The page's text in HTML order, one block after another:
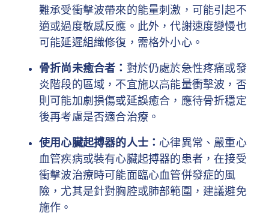
難承受衝擊波帶來的能量刺激，可能引起不
適或過度敏感反應。此外，代謝速度變慢也
可能延遲組織修復，需格外小心。
骨折尚未癒合者： 對於仍處於急性疼痛或發
炎階段的區域，不宜施以高能量衝擊波，否
則可能加劇損傷或延誤癒合，應待骨折穩定
後再考慮是否適合治療。
使用心臟起搏器的人士： 心律異常、嚴重心
血管疾病或裝有心臟起搏器的患者，在接受
衝擊波治療時可能面臨心血管併發症的風
險，尤其是針對胸腔或肺部範圍，建議避免
施作。